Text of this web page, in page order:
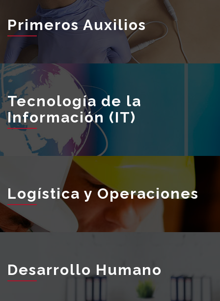
Primeros Auxilios
Tecnología de la
Información (IT)
Logística y Operaciones
Desarrollo Humano